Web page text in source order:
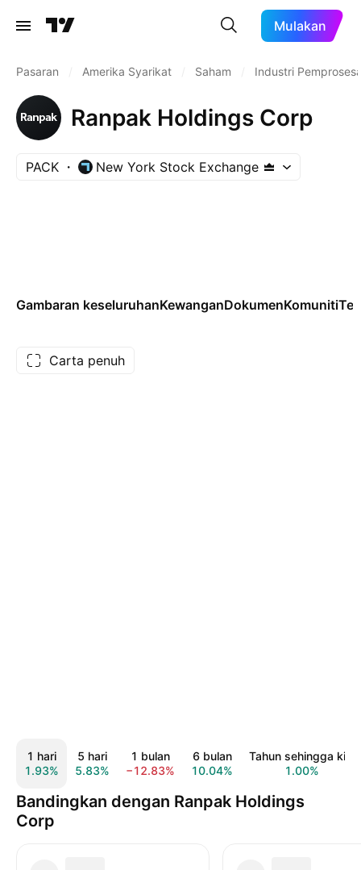
Mulakan
Pasaran Amerika Syarikat Saham Industri
Ranpak Holdings Corp
PACK New York Stock Exchange
Gambaran keseluruhanKewanganDokumenKomuniti
Carta penuh
1 hari
1.93%
5 hari
5.83%
1 bulan
−12.83%
6 bulan
10.04%
Tahun sehingga kini
1.00%
Bandingkan dengan Ranpak Holdings
Corp